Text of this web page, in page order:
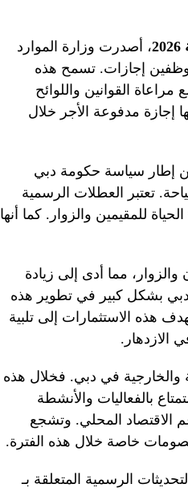
، أصدرت وزارة الموارد
إجازات. تسمح هذه
القوانين واللوائح
إجازة مدفوعة الأجر خلال
إطار سياسة حكومة دبي
تعتبر العطلات الرسمية
للمقيمين والزوار. كما أنها
مما أدى إلى زيادة
دبي بشكل كبير في تطوير هذه
هذه الاستثمارات إلى تلبية
الازدهار.
والخارجية في دبي. فخلال هذه
بالفعاليات والأنشطة
الاقتصاد المحلي. وتشجع
خاصة خلال هذه الفترة.
الرسمية المتعلقة بـ